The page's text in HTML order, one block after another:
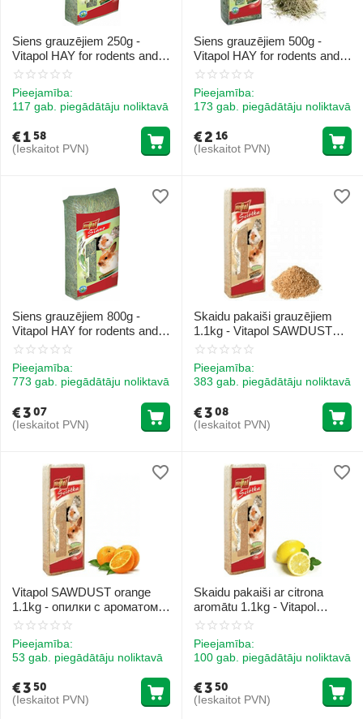
Siens grauzējiem 250g -
Vitapol HAY for rodents and
rabbit
Pieejamība:
117 gab. piegādātāju noliktavā
€158
(Ieskaitot PVN)
Siens grauzējiem 500g -
Vitapol HAY for rodents and
rabbit
Pieejamība:
173 gab. piegādātāju noliktavā
€2 16
(Ieskaitot PVN)
Siens grauzējiem 800g -
Vitapol HAY for rodents and
rabbit
Pieejamība:
773 gab. piegādātāju noliktavā
€307
(Ieskaitot PVN)
Skaidu pakaiši grauzējiem
1.1kg - Vitapol SAWDUST
natural
Pieejamība:
383 gab. piegādātāju noliktavā
€308
(Ieskaitot PVN)
Vitapol SAWDUST orange
1.1kg - опилки с ароматом
апельсина для грызунов
Pieejamība:
53 gab. piegādātāju noliktavā
€350
(Ieskaitot PVN)
Skaidu pakaiši ar citrona
aromātu 1.1kg - Vitapol
SAWDUST lemon
Pieejamība:
100 gab. piegādātāju noliktavā
€350
(Ieskaitot PVN)